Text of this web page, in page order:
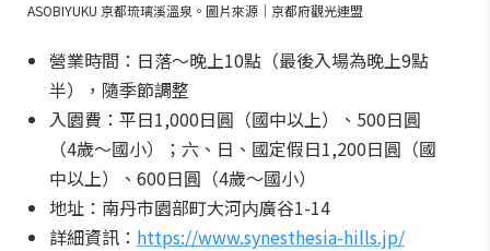
ASOBIYUKU 京都琉璃溪溫泉。圖片來源｜京都府觀光連盟
營業時間：日落～晚上10點（最後入場為晚上9點
半），隨季節調整
入園費：平日1,000日圓（國中以上）、500日圓
（4歲～國小）；六、日、國定假日1,200日圓（國
中以上）、600日圓（4歲～國小）
地址：南丹市園部町大河内廣谷1-14
詳細資訊： https://www.synesthesia-hills.jp/